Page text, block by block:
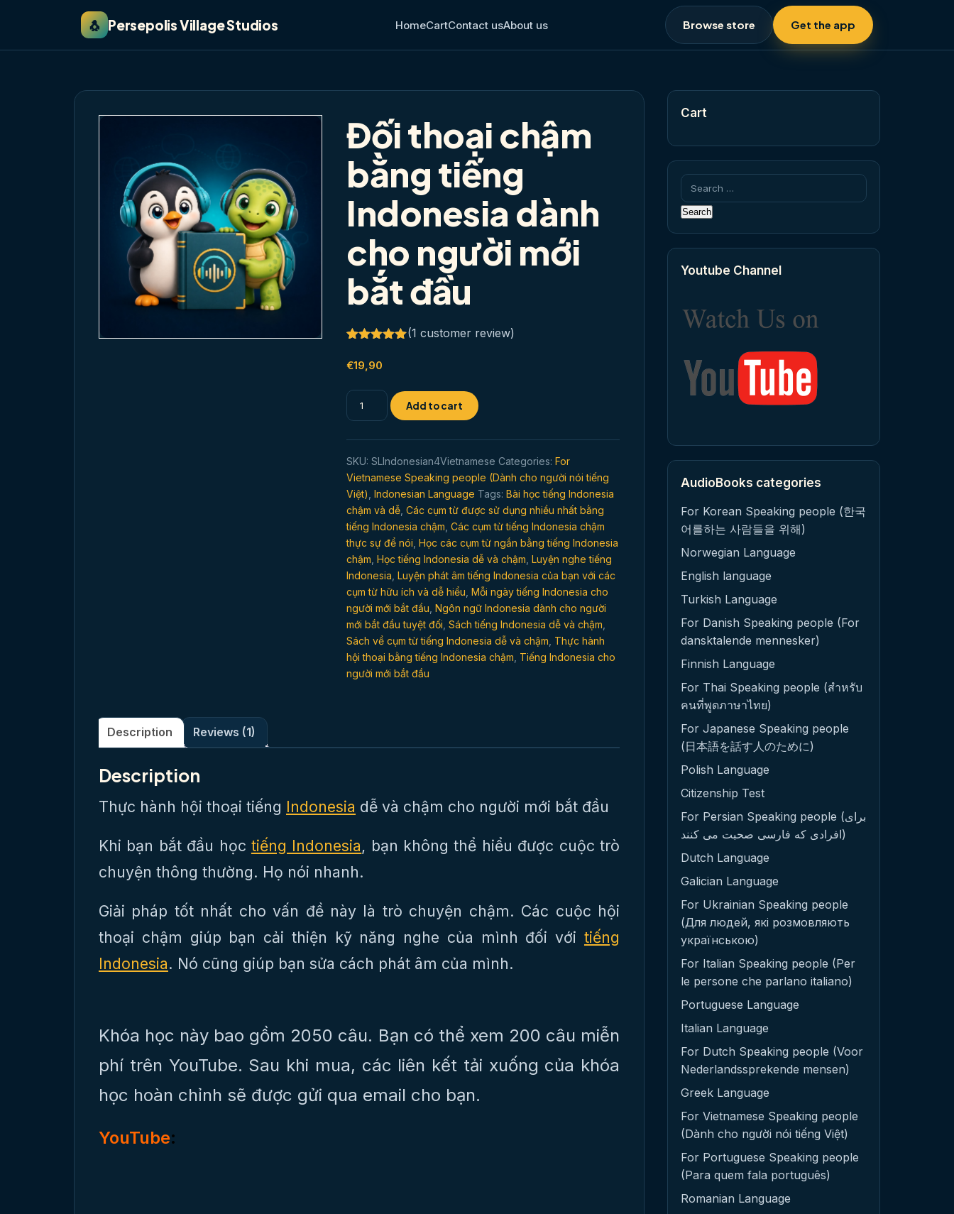
🐧 Persepolis Village Studios HomeCartContact usAbout us Browse store Get the app
Đối thoại chậm
bằng tiếng
Indonesia dành
cho người mới
bắt đầu
out of 5
based on
rating
(1 customer review)
€19,90
Đối
thoại
tiếng
Indonesia
dành
cho
người
mới
bắt
đầu
quantity
Add to cart
SKU: SLIndonesian4Vietnamese Categories: For
Vietnamese Speaking people (Dành cho người nói tiếng
Việt) Indonesian Language Tags: Bài học tiếng Indonesia
chậm và dễ Các cụm từ được sử dụng nhiều nhất bằng
tiếng Indonesia chậm Các cụm từ tiếng Indonesia chậm
thực sự để nói Học các cụm từ ngắn bằng tiếng Indonesia
chậm Học tiếng Indonesia dễ và chậm Luyện nghe tiếng
Indonesia Luyện phát âm tiếng Indonesia của bạn với các
cụm từ hữu ích và dễ hiểu Mỗi ngày tiếng Indonesia cho
người mới bắt đầu Ngôn ngữ Indonesia dành cho người
mới bắt đầu tuyệt đối Sách tiếng Indonesia dễ và chậm
Sách về cụm từ tiếng Indonesia dễ và chậm Thực hành
hội thoại bằng tiếng Indonesia chậm Tiếng Indonesia cho
người mới bắt đầu
Description Reviews (1)
Description
Thực hành hội thoại tiếng Indonesia dễ và chậm cho người mới bắt đầu
Khi bạn bắt đầu học tiếng Indonesia, bạn không thể hiểu được cuộc trò
chuyện thông thường. Họ nói nhanh.
Giải pháp tốt nhất cho vấn đề này là trò chuyện chậm. Các cuộc hội
thoại chậm giúp bạn cải thiện kỹ năng nghe của mình đối với tiếng
Indonesia. Nó cũng giúp bạn sửa cách phát âm của mình.
Khóa học này bao gồm 2050 câu. Bạn có thể xem 200 câu miễn
phí trên YouTube. Sau khi mua, các liên kết tải xuống của khóa
học hoàn chỉnh sẽ được gửi qua email cho bạn.
YouTube:
Cart
Search
for:
Youtube Channel
AudioBooks categories
For Korean Speaking people (한국
어를하는 사람들을 위해)
Norwegian Language
English language
Turkish Language
For Danish Speaking people (For
dansktalende mennesker)
Finnish Language
For Thai Speaking people (สำหรับ
คนที่พูดภาษาไทย)
For Japanese Speaking people
(日本語を話す人のために)
Polish Language
Citizenship Test
For Persian Speaking people (برای
افرادی که فارسی صحبت می کنند)
Dutch Language
Galician Language
For Ukrainian Speaking people
(Для людей, які розмовляють
українською)
For Italian Speaking people (Per
le persone che parlano italiano)
Portuguese Language
Italian Language
For Dutch Speaking people (Voor
Nederlandssprekende mensen)
Greek Language
For Vietnamese Speaking people
(Dành cho người nói tiếng Việt)
For Portuguese Speaking people
(Para quem fala português)
Romanian Language